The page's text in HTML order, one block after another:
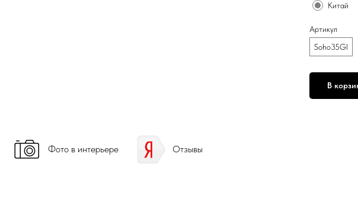
Китай
Артикул
Soho35Gl
В
Фото в интерьере Отзывы